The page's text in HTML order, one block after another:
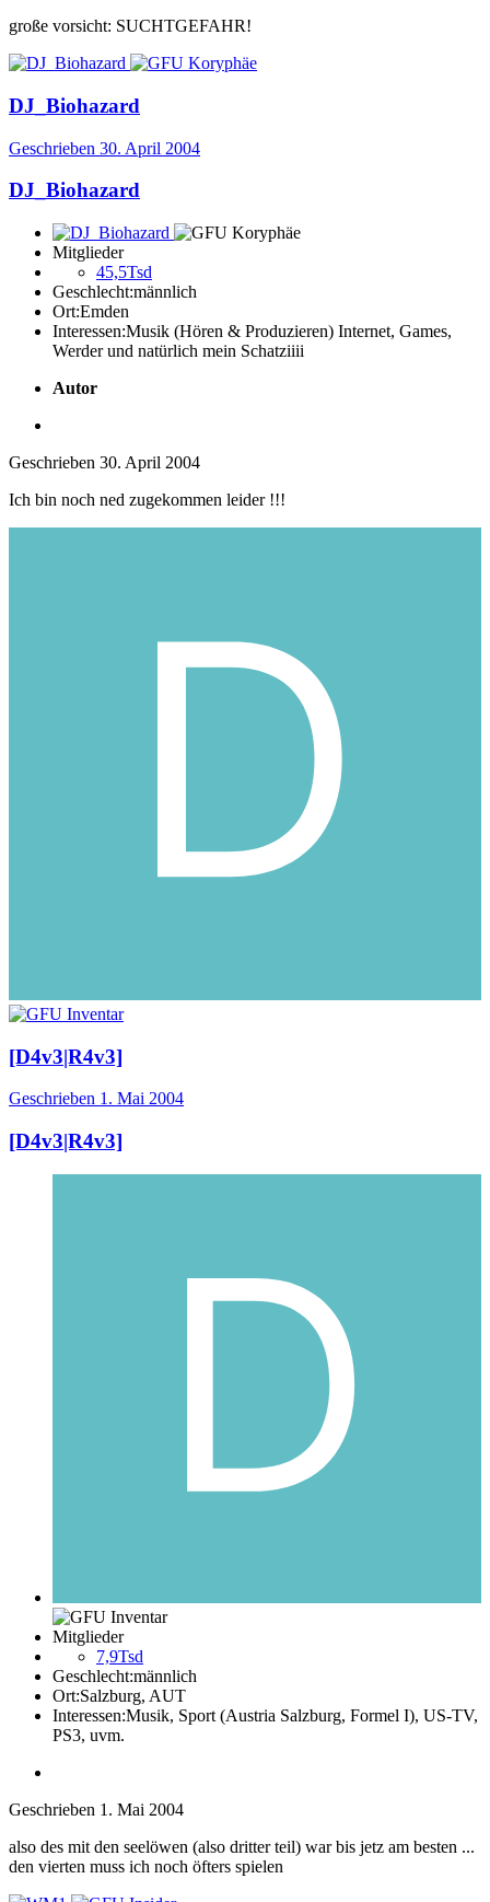
große vorsicht: SUCHTGEFAHR!
DJ_Biohazard
Geschrieben 30. April 2004
DJ_Biohazard
Mitglieder
45,5Tsd
Geschlecht:männlich
Ort:Emden
Interessen:Musik (Hören & Produzieren) Internet, Games,
Werder und natürlich mein Schatziiii
Autor
Geschrieben 30. April 2004
Ich bin noch ned zugekommen leider !!!
[D4v3|R4v3]
Geschrieben 1. Mai 2004
[D4v3|R4v3]
Mitglieder
7,9Tsd
Geschlecht:männlich
Ort:Salzburg, AUT
Interessen:Musik, Sport (Austria Salzburg, Formel I), US-TV,
PS3, uvm.
Geschrieben 1. Mai 2004
also des mit den seelöwen (also dritter teil) war bis jetz am besten ...
den vierten muss ich noch öfters spielen